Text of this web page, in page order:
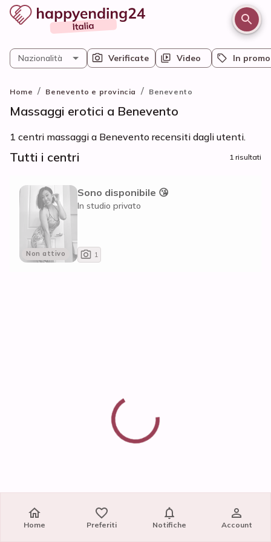
Verificate Video In promo
Nazionalità
Home / Benevento e provincia / Benevento
Massaggi erotici a Benevento
1 centri massaggi a Benevento recensiti dagli utenti.
Tutti i centri 1 risultati
Non attivo
Sono disponibile 😘
In studio privato
1
Home Preferiti Notifiche Account